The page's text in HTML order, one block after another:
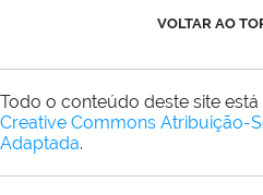
VOLTAR AO
Todo o conteúdo deste site
Creative Commons Atribuição-
Adaptada.